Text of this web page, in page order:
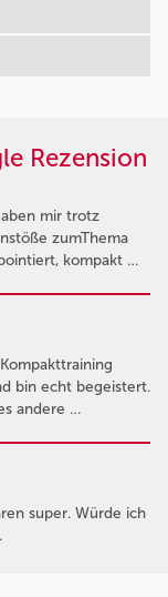
Rezension
mir trotz
zumThema
kompakt …
bin echt begeistert.
andere …
super. Würde ich